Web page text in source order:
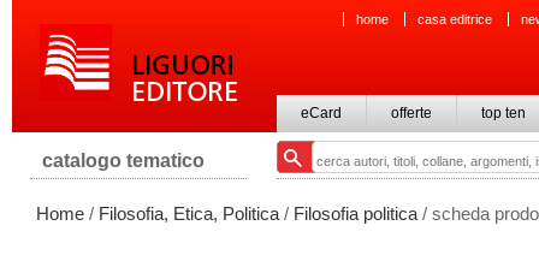
home casa editrice
eCard offerte top ten
catalogo tematico
Home / Filosofia, Etica, Politica / Filosofia politica / scheda